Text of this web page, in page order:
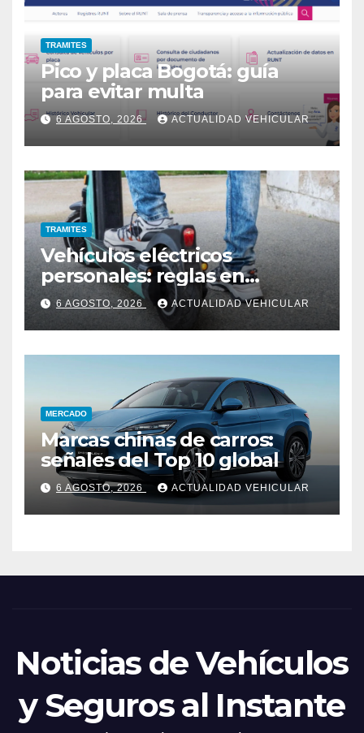
TRAMITES
Pico y placa Bogotá: guía
para evitar multa
6 AGOSTO, 2026 ACTUALIDAD VEHICULAR
TRAMITES
Vehículos eléctricos
personales: reglas en
Colombia
6 AGOSTO, 2026 ACTUALIDAD VEHICULAR
MERCADO
Marcas chinas de carros:
señales del Top 10 global
6 AGOSTO, 2026 ACTUALIDAD VEHICULAR
Noticias de Vehículos
y Seguros al Instante